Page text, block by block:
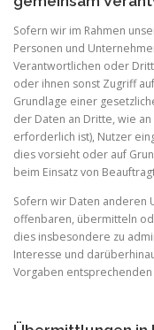
Sofern wir im Rahmen
Personen und
Verantwortlichen oder
oder ihnen sonst Zugriff
Grundlage einer
der Daten an Dritte, wie
erforderlich ist), Nutzer
dies vorsieht oder auf
beim Einsatz von
Sofern wir Daten anderen
offenbaren, übermitteln
dies insbesondere zu
Interesse und
Vorgaben entsprechenden